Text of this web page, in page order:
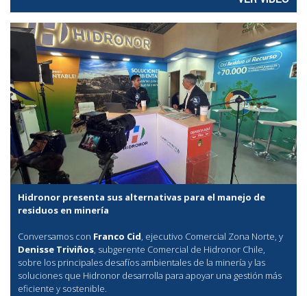
Hidronor presenta sus alternativas para el manejo de
residuos en minería
Conversamos con Franco Cid, ejecutivo Comercial Zona Norte, y
Denisse Triviños, subgerente Comercial de Hidronor Chile,
sobre los principales desafíos ambientales de la minería y las
soluciones que Hidronor desarrolla para apoyar una gestión más
eficiente y sostenible.